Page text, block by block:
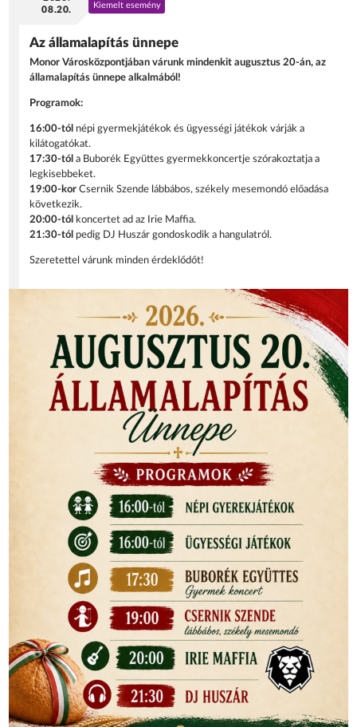
08.20.
Kiemelt esemény
Az államalapítás ünnepe
Monor Városközpontjában várunk mindenkit augusztus 20-án, az
államalapítás ünnepe alkalmából!
Programok:
16:00-tól népi gyermekjátékok és ügyességi játékok várják a
kilátogatókat.
17:30-tól a Buborék Együttes gyermekkoncertje szórakoztatja a
legkisebbeket.
19:00-korCsernik Szende lábbábos, székely mesemondó előadása
következik.
20:00-tól
koncertet ad az Irie Maffia.
21:30-tól pedig DJ Huszár gondoskodik a hangulatról.
Szeretettel várunk minden érdeklődőt!